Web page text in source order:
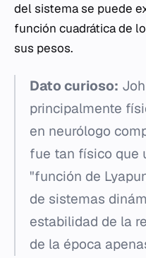
del sistema se puede
función cuadrática de
sus pesos.
Dato curioso:
principalmente
en neurólogo
fue tan físico que
"función de
de sistemas
estabilidad de la
de la época